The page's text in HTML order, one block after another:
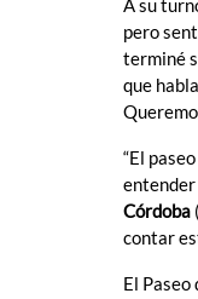
A su
pero
terminé
que
“El
entender
Córdoba
contar
El